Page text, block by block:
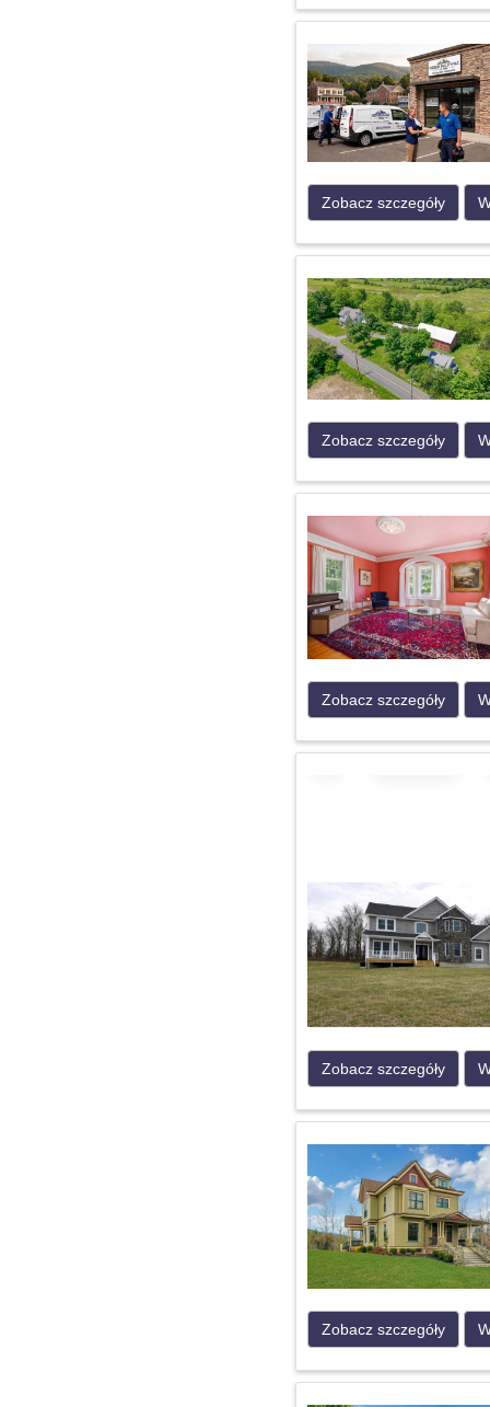
Zobacz szczegóły
Zobacz szczegóły
Zobacz szczegóły
Zobacz szczegóły
Zobacz szczegóły